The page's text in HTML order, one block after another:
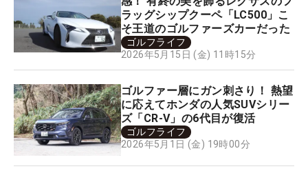
ラッグシップクーペ「LC500」こ
そ王道のゴルファーズカーだった
ゴルフライフ
2026年5月15日 (金) 11時15分
ゴルファー層にガン刺さり！ 熱望
に応えてホンダの人気SUVシリー
ズ「CR-V」の6代目が復活
ゴルフライフ
2026年5月1日 (金) 19時00分